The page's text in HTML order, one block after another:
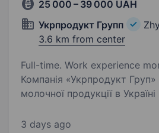
25 000 – 39 000 UAH
Укрпродукт Групп
3.6 km from center
Full-time. Work experience
Компанія «Укрпродукт
молочної продукції в
виробництва в м.Житомир,
3 days ago